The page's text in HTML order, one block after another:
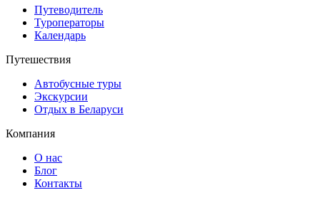
Путеводитель
Туроператоры
Календарь
Путешествия
Автобусные туры
Экскурсии
Отдых в Беларуси
Компания
О нас
Блог
Контакты